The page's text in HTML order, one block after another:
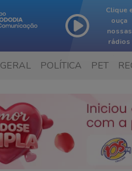
Clique
ouça
nossas
rádios
GERAL POLÍTICA PET